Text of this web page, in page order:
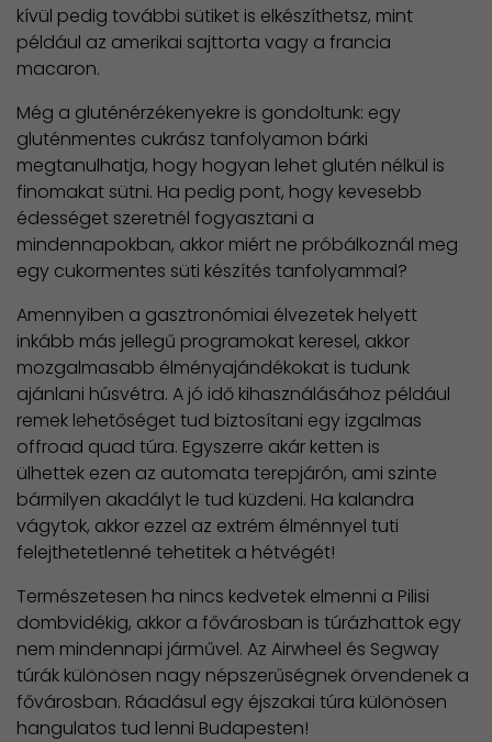
kívül pedig további sütiket is elkészíthetsz, mint
például az amerikai sajttorta vagy a francia
macaron.
Még a gluténérzékenyekre is gondoltunk: egy
gluténmentes cukrász tanfolyamon bárki
megtanulhatja, hogy hogyan lehet glutén nélkül is
finomakat sütni. Ha pedig pont, hogy kevesebb
édességet szeretnél fogyasztani a
mindennapokban, akkor miért ne próbálkoznál meg
egy cukormentes süti készítés tanfolyammal?
Amennyiben a gasztronómiai élvezetek helyett
inkább más jellegű programokat keresel, akkor
mozgalmasabb élményajándékokat is tudunk
ajánlani húsvétra. A jó idő kihasználásához például
remek lehetőséget tud biztosítani egy izgalmas
offroad quad túra. Egyszerre akár ketten is
ülhettek ezen az automata terepjárón, ami szinte
bármilyen akadályt le tud küzdeni. Ha kalandra
vágytok, akkor ezzel az extrém élménnyel tuti
felejthetetlenné tehetitek a hétvégét!
Természetesen ha nincs kedvetek elmenni a Pilisi
dombvidékig, akkor a fővárosban is túrázhattok egy
nem mindennapi járművel. Az Airwheel és Segway
túrák különösen nagy népszerűségnek örvendenek a
fővárosban. Ráadásul egy éjszakai túra különösen
hangulatos tud lenni Budapesten!